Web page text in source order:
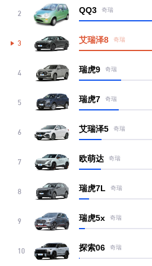
2 QQ3 奇瑞
3 艾瑞泽8 奇瑞
4 瑞虎9 奇瑞
5 瑞虎7 奇瑞
6 艾瑞泽5 奇瑞
7 欧萌达 奇瑞
8 瑞虎7L 奇瑞
9 瑞虎5x 奇瑞
10 探索06 奇瑞